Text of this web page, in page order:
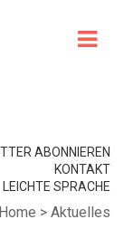
ABONNIEREN
KONTAKT
LEICHTE SPRACHE
Home > Aktuelles